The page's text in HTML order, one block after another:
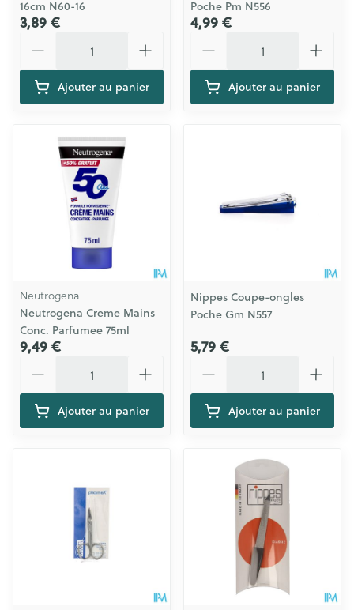
16cm N60-16
3,89 €
Ajouter au panier
Poche Pm N556
4,99 €
Ajouter au panier
Neutrogena
Neutrogena Creme Mains
Conc. Parfumee 75ml
9,49 €
Ajouter au panier
Nippes Coupe-ongles
Poche Gm N557
5,79 €
Ajouter au panier